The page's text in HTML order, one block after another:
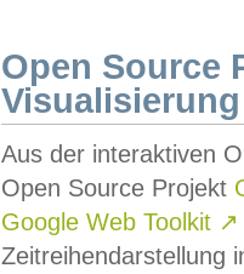
Open Source
Visualisierung
Aus der interaktiven
Open Source Projekt
Google Web Toolkit ↗
Zeitreihendarstellung